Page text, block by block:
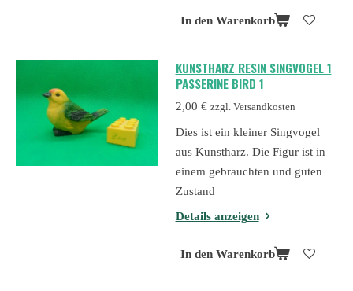
In den Warenkorb
KUNSTHARZ RESIN SINGVOGEL 1
PASSERINE BIRD 1
2,00 € zzgl. Versandkosten
Dies ist ein kleiner Singvogel
aus Kunstharz. Die Figur ist in
einem gebrauchten und guten
Zustand
Details anzeigen
In den Warenkorb